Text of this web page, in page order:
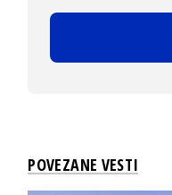
POVEZANE VESTI